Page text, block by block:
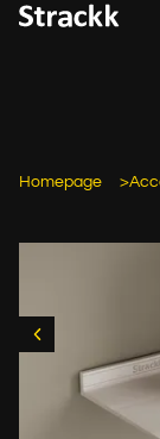
Homepage